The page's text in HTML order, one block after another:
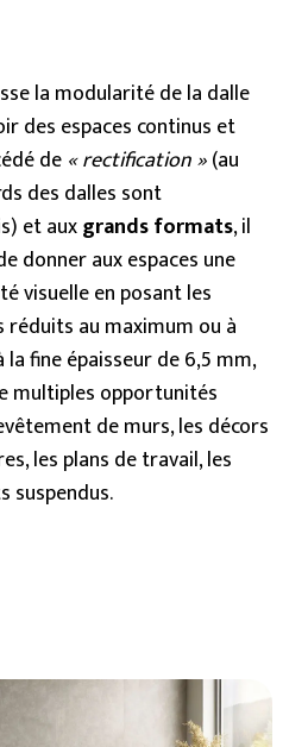
la modularité de la dalle
des espaces continus et
de « rectification »(au
des dalles sont
et auxgrands formats, il
donner aux espaces une
visuelle en posant les
au maximum ou à
la fine épaisseur de 6,5 mm,
multiples opportunités
de murs, les décors
les plans de travail, les
suspendus.